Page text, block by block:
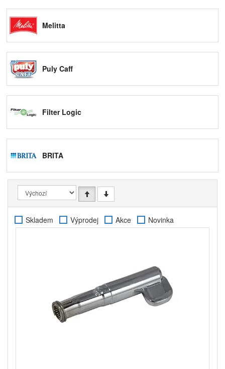
Ať si ke svému kávovaru z naší nabídky vyberete filtr,
některý z čističů nebo odvápňovačů či náhradní díl
potřebný k jeho opravě, můžete si být jisti, že vždy
dostanete kvalitní výrobek, za který ručíme.
Melitta
Puly Caff
Filter Logic
BRITA
Skladem Výprodej Akce Novinka